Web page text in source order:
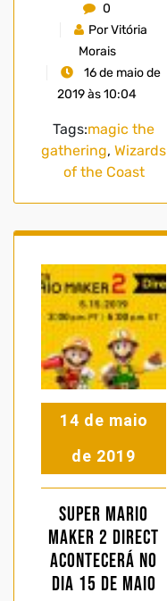
0
Por Vitória
Morais
16 de maio de
2019 às 10:04
Tags:magic the
gathering, Wizards
of the Coast
14 de maio
de 2019
Super Mario
Maker 2 Direct
acontecerá no
dia 15 de Maio